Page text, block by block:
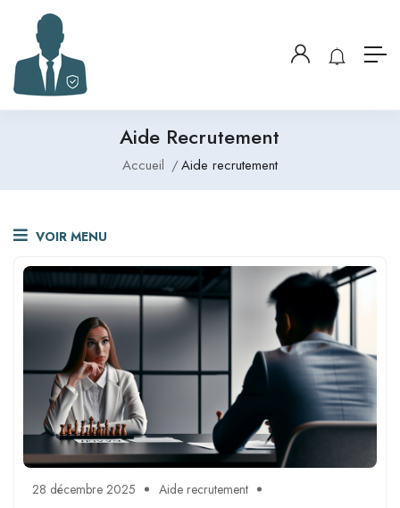
Aide Recrutement
Accueil Aide recrutement
VOIR MENU
28 décembre 2025 Aide recrutement